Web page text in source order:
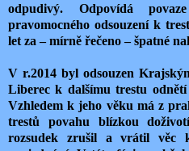
odpudivý. Odpovídá
pravomocného odsouzení k
let za – mírně řečeno – špatné
V r.2014 byl odsouzen
Liberec k dalšímu trestu
Vzhledem k jeho věku má z
trestů povahu blízkou
rozsudek zrušil a vrátil věc